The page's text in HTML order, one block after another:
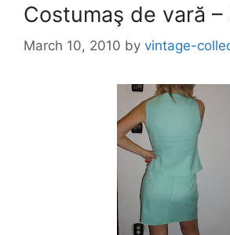
Costumaş de vară –
March 10, 2010 by vintage-